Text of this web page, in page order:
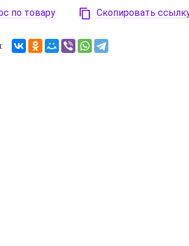
по товару Скопировать